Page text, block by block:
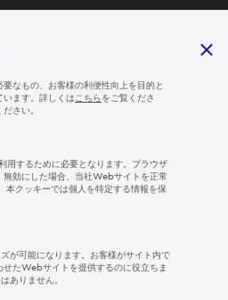
なもの、お客様の利便性向上を目的と
います。詳しくは こちらをご覧くださ
さい。
用するために必要となります。ブラウザ
効にした場合、当社Webサイトを正常
本クッキーでは個人を特定する情報を保
が可能になります。お客様がサイト内で
たWebサイトを提供するのに役立ちま
ありません。